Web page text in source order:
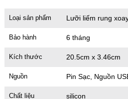
Loại sản phẩm Lưỡi liếm rung
Bảo hành 6 tháng
Kích thước 20.5cm x 3.46cm
Nguồn Pin Sạc, Nguồn
Chất liệu silicon